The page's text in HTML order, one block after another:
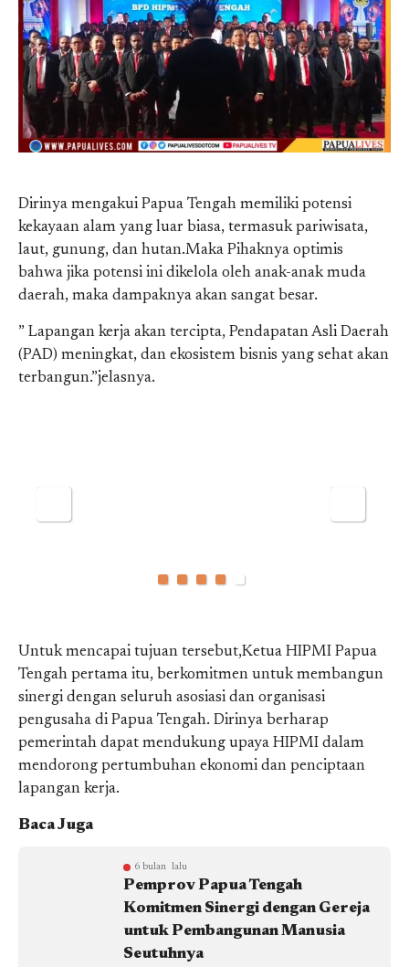
Dirinya mengakui Papua Tengah memiliki potensi
kekayaan alam yang luar biasa, termasuk pariwisata,
laut, gunung, dan hutan.Maka Pihaknya optimis
bahwa jika potensi ini dikelola oleh anak-anak muda
daerah, maka dampaknya akan sangat besar.
” Lapangan kerja akan tercipta, Pendapatan Asli Daerah
(PAD) meningkat, dan ekosistem bisnis yang sehat akan
terbangun.”jelasnya.
Untuk mencapai tujuan tersebut,Ketua HIPMI Papua
Tengah pertama itu, berkomitmen untuk membangun
sinergi dengan seluruh asosiasi dan organisasi
pengusaha di Papua Tengah. Dirinya berharap
pemerintah dapat mendukung upaya HIPMI dalam
mendorong pertumbuhan ekonomi dan penciptaan
lapangan kerja.
Baca Juga
6 bulan lalu
Pemprov Papua Tengah
Komitmen Sinergi dengan Gereja
untuk Pembangunan Manusia
Seutuhnya